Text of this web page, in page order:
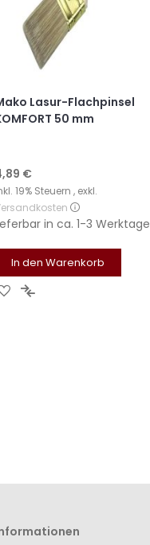
Lasur-Flachpinsel
50 mm
€
19% Steuern , exkl.
in ca. 1-3 Werktage
In den Warenkorb
Zur Zur